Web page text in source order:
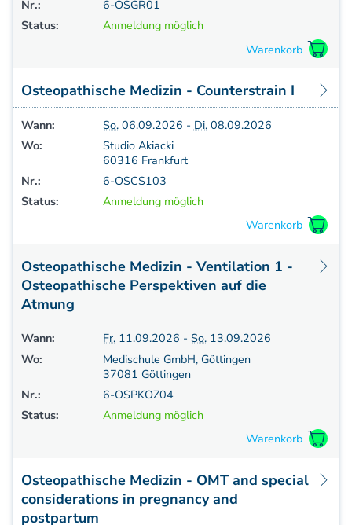
Nr.:
6-OSGR01
Status:
Anmeldung möglich
Osteopathische Medizin - Counterstrain I
Wann: So.06.09.2026 - Di.08.09.2026
Wo:
Studio Akiacki
60316 Frankfurt
Nr.:
6-OSCS103
Status:
Anmeldung möglich
Osteopathische Medizin - Ventilation 1 -
Osteopathische Perspektiven auf die
Atmung
Wann: Fr.11.09.2026 - So.13.09.2026
Wo:
Medischule GmbH, Göttingen
37081 Göttingen
Nr.:
6-OSPKOZ04
Status:
Anmeldung möglich
Osteopathische Medizin - OMT and special
considerations in pregnancy and
postpartum